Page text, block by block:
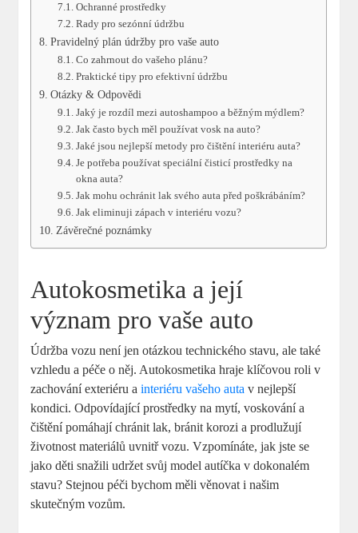
Ochranné ⁢prostředky
Rady pro sezónní údržbu
Pravidelný plán údržby pro⁣ vaše auto
Co zahrnout do vašeho plánu?
Praktické tipy ⁣pro⁤ efektivní údržbu
Otázky ⁢& Odpovědi
Jaký je ​rozdíl mezi autoshampoo a běžným mýdlem?
Jak často bych měl používat vosk ⁢na auto?
Jaké jsou nejlepší metody pro čištění interiéru auta?
Je potřeba používat speciální čisticí prostředky na
okna auta?
Jak mohu ochránit lak svého auta před poškrábáním?
Jak⁣ eliminuji zápach v interiéru vozu?
Závěrečné poznámky
Autokosmetika a její
význam ‍pro vaše auto
Údržba vozu​ není jen otázkou technického stavu, ale také
vzhledu a péče o něj. Autokosmetika hraje klíčovou roli v
zachování exteriéru ainteriéru vašeho auta ⁤ v nejlepší
kondici. Odpovídající prostředky na mytí, voskování a
čištění pomáhají chránit lak, bránit korozi a prodlužují
životnost materiálů ‌uvnitř vozu. Vzpomínáte, jak ⁢jste se
jako děti snažili udržet svůj model autíčka v dokonalém
stavu? Stejnou péči bychom ⁤měli věnovat i našim​
skutečným vozům.